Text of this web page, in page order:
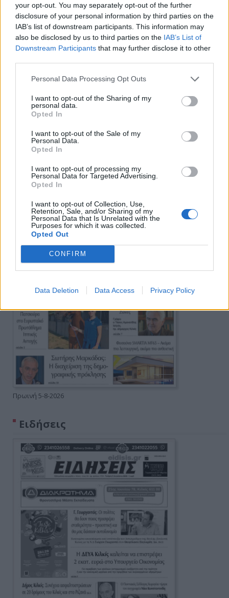
your opt-out. You may separately opt-out of the further
disclosure of your personal information by third parties on the
IAB’s list of downstream participants. This information may
also be disclosed by us to third parties on the IAB’s List of
Downstream Participants that may further disclose it to other
Personal Data Processing Opt Outs
I want to opt-out of the Sharing of my
personal data.
Opted In
I want to opt-out of the Sale of my
Personal Data.
Opted In
I want to opt-out of processing my
Personal Data for Targeted Advertising.
Opted In
I want to opt-out of Collection, Use,
Retention, Sale, and/or Sharing of my
Personal Data that Is Unrelated with the
Purposes for which it was collected.
Opted Out
CONFIRM
Data Deletion Data Access Privacy Policy
Πρωινή
Πρωινή 5-8-2026
Ειδήσεις